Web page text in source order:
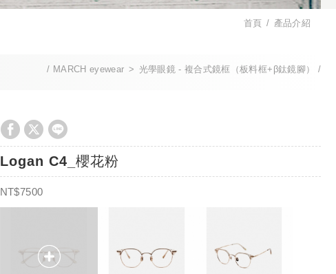
首頁 產品介紹
MARCH eyewear 光學眼鏡 - 複合式鏡框（板料框+β鈦鏡腳）
Logan C4_櫻花粉
NT$7500